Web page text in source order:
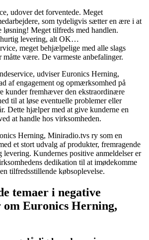
udover det forventede. Meget
som tydeligvis sætter en ære i at
løsning! Meget tilfreds med handlen.
levering, alt OK…
meget behjælpelige med alle slags
måtte være. De varmeste anbefalinger.
udviser Euronics Herning,
af engagement og opmærksomhed på
kunder fremhæver den ekstraordinære
til at løse eventuelle problemer eller
Dette hjælper med at give kunderne en
at handle hos virksomheden.
Herning, Miniradio.tvs ry som en
et stort udvalg af produkter, fremragende
levering. Kundernes positive anmeldelser er
dedikation til at imødekomme
tilfredsstillende købsoplevelse.
temaer i negative
Euronics Herning,